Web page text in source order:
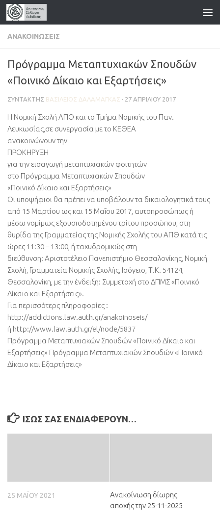
Skip to content
ΑΝΑΚΟΙΝΏΣΕΙΣ
Πρόγραμμα Μεταπτυχιακών Σπουδών
«Ποινικό Δίκαιο και Εξαρτήσεις»
ΣΥΝΤΆΚΤΗΣ ΒΑΣΊΛΕΙΟΣ ΔΑΛΑΜΆΓΚΑΣ · 27 ΑΠΡΙΛΊΟΥ 2017
Η Νομική Σχολή ΑΠΘ και το Τμήμα Νομικής του Παν.
Λευκωσίας,σε συνεργασία με το ΚΕΘΕΑ
ανακοινώνουν την
ΠΡΟΚΗΡΥΞΗ
για την εισαγωγή μεταπτυχιακών φοιτητών
στο Πρόγραμμα Μεταπτυχιακών Σπουδών
«Ποινικό Δίκαιο και Εξαρτήσεις»
Οι υποψήφιοι θα πρέπει να υποβάλουν τα δικαιολογητικά τους
από 15 Μαρτίου ως και 15 Μαΐου 2017, αυτοπροσώπως ή
μέσω νομίμως εξουσιοδοτημένου τρίτου προσώπου, στη
θυρίδα της Γραμματείας της Νομικής Σχολής του ΑΠΘ κατά τις
ώρες 11:30 – 13:00, ή ταχυδρομικώς στη
διεύθυνση: Αριστοτέλειο Πανεπιστήμιο Θεσσαλονίκης, Νομική
Σχολή, Γραμματεία Νομικής Σχολής, Ισόγειο, Τ.Κ. 54124,
Θεσσαλονίκη, με την ένδειξη: Συμμετοχή στο ΔΠΜΣ «Ποινικό
Δίκαιο και Εξαρτήσεις».
Για περισσότερς πληροφορίες :
http://addictions.law.auth.gr/anakoinoseis/
ή http://www.law.auth.gr/el/node/5837
Πρόγραμμα Μεταπτυχιακών Σπουδών «Ποινικό Δίκαιο και
Εξαρτήσεις» Πρόγραμμα Μεταπτυχιακών Σπουδών «Ποινικό
Δίκαιο και Εξαρτήσεις»
ΊΣΩΣ ΣΑΣ ΕΝΔΙΑΦΈΡΟΥΝ…
25 ΜΑΪ́ΟΥ 2021
Ανακοίνωση δίωρης
αποχής την 25-11-2025